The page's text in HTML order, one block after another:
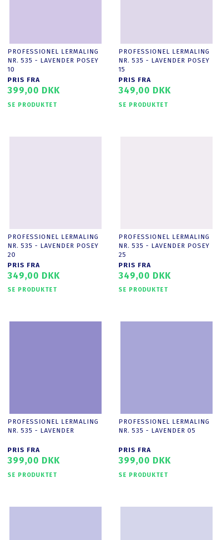
PROFESSIONEL LERMALING
NR. 535 - LAVENDER POSEY
10
PRIS FRA
399,00 DKK
SE PRODUKTET
PROFESSIONEL LERMALING
NR. 535 - LAVENDER POSEY
15
PRIS FRA
349,00 DKK
SE PRODUKTET
PROFESSIONEL LERMALING
NR. 535 - LAVENDER POSEY
20
PRIS FRA
349,00 DKK
SE PRODUKTET
PROFESSIONEL LERMALING
NR. 535 - LAVENDER POSEY
25
PRIS FRA
349,00 DKK
SE PRODUKTET
PROFESSIONEL LERMALING
NR. 535 - LAVENDER
PRIS FRA
399,00 DKK
SE PRODUKTET
PROFESSIONEL LERMALING
NR. 535 - LAVENDER 05
PRIS FRA
399,00 DKK
SE PRODUKTET